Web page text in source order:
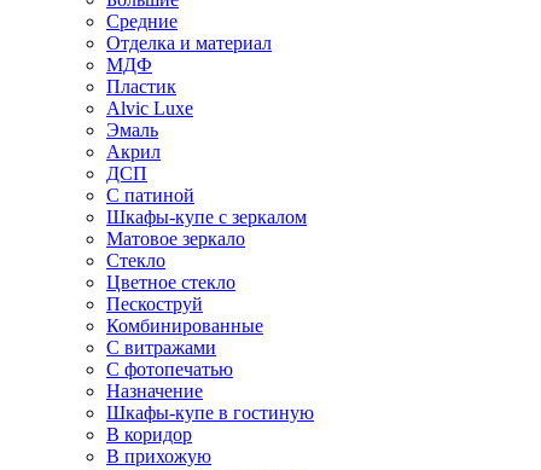
Средние
Отделка и материал
МДФ
Пластик
Alvic Luxe
Эмаль
Акрил
ДСП
С патиной
Шкафы-купе с зеркалом
Матовое зеркало
Стекло
Цветное стекло
Пескоструй
Комбинированные
С витражами
С фотопечатью
Назначение
Шкафы-купе в гостиную
В коридор
В прихожую